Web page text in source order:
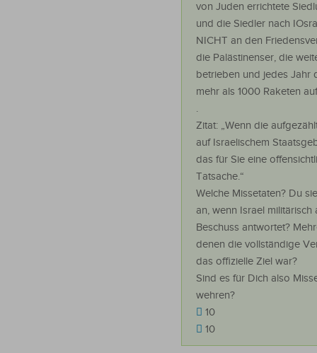
von Juden errichtete
und die Siedler nach
NICHT an den
die Palästinenser, die
betrieben und jedes Jahr
mehr als 1000 Raketen
.
Zitat: „Wenn die
auf Israelischem
das für Sie eine
Tatsache.“
Welche Missetaten? Du
an, wenn Israel
Beschuss antwortet?
denen die vollständige
das offizielle Ziel war?
Sind es für Dich also
wehren?
10
10